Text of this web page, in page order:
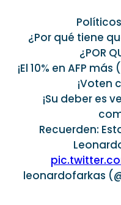
¿Por qué tiene
¿POR
¡El 10% en AFP
¡Voten
¡Su deber es
Recuerden:
leonardofarkas